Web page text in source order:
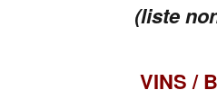
(liste
VINS /